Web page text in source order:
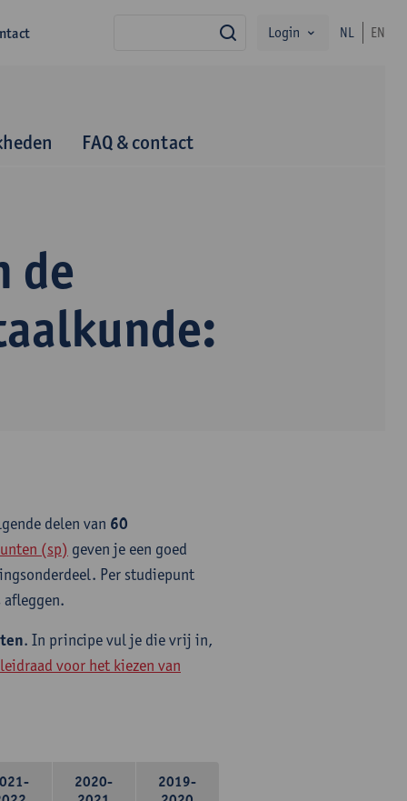
zoekLogin NL EN
FAQ & contact
de
delen van 60
(sp) geven je een goed
Per studiepunt
afleggen.
. In principe vul je die vrij in,
leidraad voor het kiezen van
2020-
2019-